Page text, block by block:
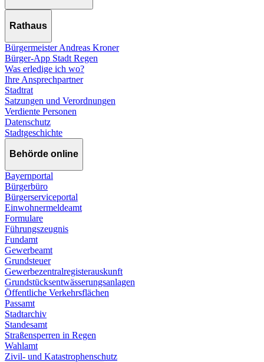
Rathaus
Bürgermeister Andreas Kroner
Bürger-App Stadt Regen
Was erledige ich wo?
Ihre Ansprechpartner
Stadtrat
Satzungen und Verordnungen
Verdiente Personen
Datenschutz
Stadtgeschichte
Behörde online
Bayernportal
Bürgerbüro
Bürgerserviceportal
Einwohnermeldeamt
Formulare
Führungszeugnis
Fundamt
Gewerbeamt
Grundsteuer
Gewerbezentralregisterauskunft
Grundstücksentwässerungsanlagen
Öffentliche Verkehrsflächen
Passamt
Stadtarchiv
Standesamt
Straßensperren in Regen
Wahlamt
Zivil- und Katastrophenschutz